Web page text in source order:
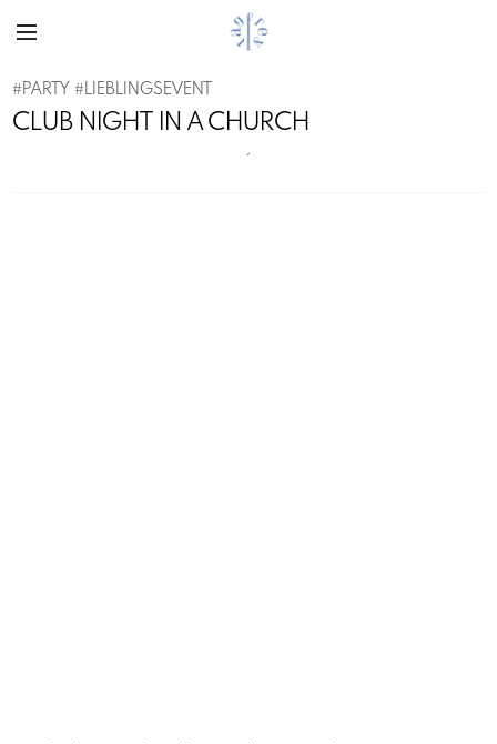
#PARTY #LIEBLINGSEVENT
CLUB NIGHT IN A CHURCH
´